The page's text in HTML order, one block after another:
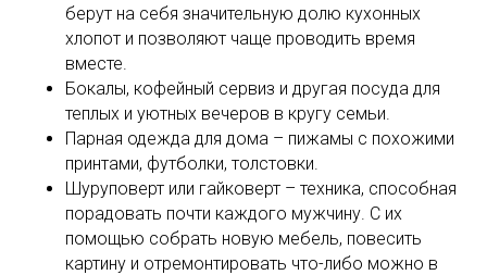
берут на себя значительную долю кухонных
хлопот и позволяют чаще проводить время
вместе.
Бокалы, кофейный сервиз и другая посуда для
теплых и уютных вечеров в кругу семьи.
Парная одежда для дома – пижамы с похожими
принтами, футболки, толстовки.
Шуруповерт или гайковерт – техника, способная
порадовать почти каждого мужчину. С их
помощью собрать новую мебель, повесить
картину и отремонтировать что-либо можно в